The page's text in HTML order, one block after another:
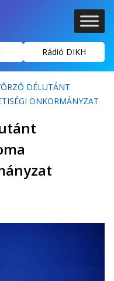
Rádió DIKH
DÉLUTÁNT
ÖNKORMÁNYZAT